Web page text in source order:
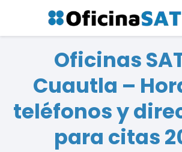
Oficinas
Cuautla –
teléfonos y
para citas